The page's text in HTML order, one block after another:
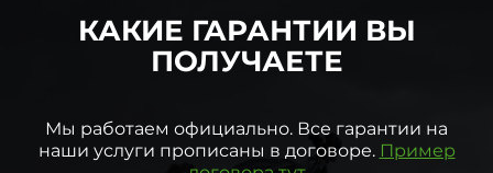
КАКИЕ ГАРАНТИИ ВЫ
ПОЛУЧАЕТЕ
Мы работаем официально. Все гарантии на
наши услуги прописаны в договоре. Пример